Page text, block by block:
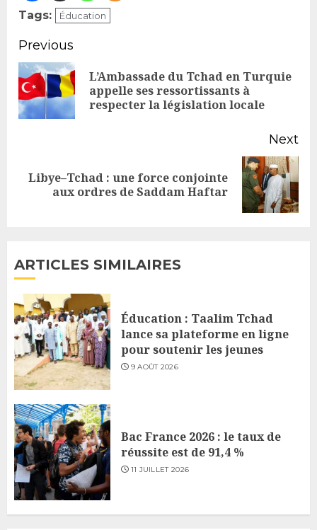
Tags: Éducation
Continue
Reading
Previous
L’Ambassade du Tchad en Turquie
appelle ses ressortissants à
respecter la législation locale
Next
Next
Libye–Tchad : une force conjointe
aux ordres de Saddam Haftar
ARTICLES SIMILAIRES
Éducation : Taalim Tchad
lance sa plateforme en ligne
pour soutenir les jeunes
9 AOÛT 2026
Bac France 2026 : le taux de
réussite est de 91,4 %
11 JUILLET 2026